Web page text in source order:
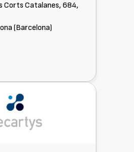
Corts Catalanes, 684,
(Barcelona)